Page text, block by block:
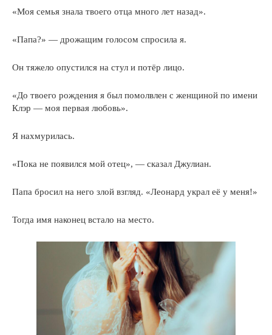
«Моя семья знала твоего отца много лет назад».
«Папа?» — дрожащим голосом спросила я.
Он тяжело опустился на стул и потёр лицо.
«До твоего рождения я был помолвлен с женщиной по имени
Клэр — моя первая любовь».
Я нахмурилась.
«Пока не появился мой отец», — сказал Джулиан.
Папа бросил на него злой взгляд. «Леонард украл её у меня!»
Тогда имя наконец встало на место.